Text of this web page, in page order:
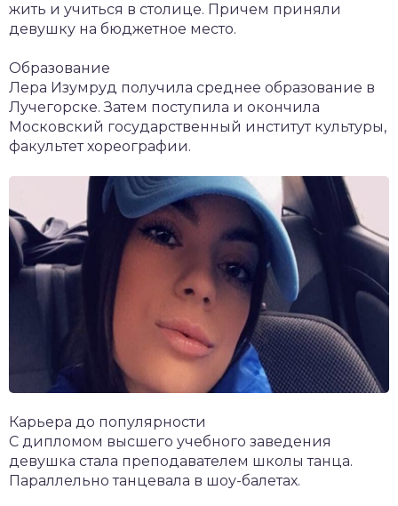
жить и учиться в столице. Причем приняли
девушку на бюджетное место.
Образование
Лера Изумруд получила среднее образование в
Лучегорске. Затем поступила и окончила
Московский государственный институт культуры,
факультет хореографии.
Карьера до популярности
С дипломом высшего учебного заведения
девушка стала преподавателем школы танца.
Параллельно танцевала в шоу-балетах.